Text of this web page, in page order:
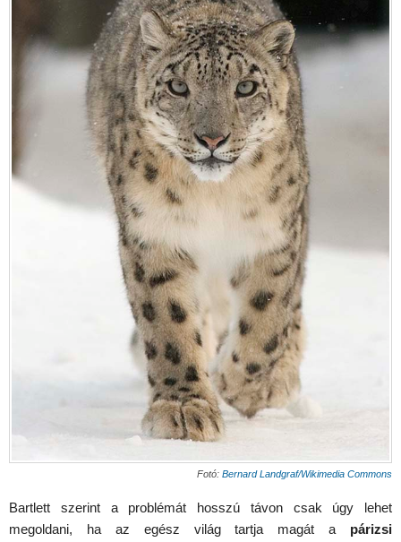
Fotó: Bernard Landgraf/Wikimedia Commons
Bartlett szerint a problémát hosszú távon csak úgy lehet
megoldani, ha az egész világ tartja magát a párizsi